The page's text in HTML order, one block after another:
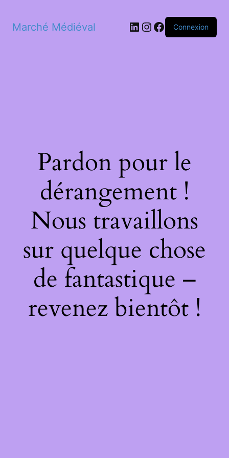
Marché Médiéval LinkedIn
Instagram
Facebook
Connexion
Pardon pour le
dérangement !
Nous travaillons
sur quelque chose
de fantastique –
revenez bientôt !